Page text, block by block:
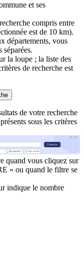
et ses
compris entre
est de 10 km).
départements, vous
la loupe ; la liste des
de recherche est
de votre recherche
sous les critères
quand vous cliquez sur
» ou quand le filtre se
indique le nombre